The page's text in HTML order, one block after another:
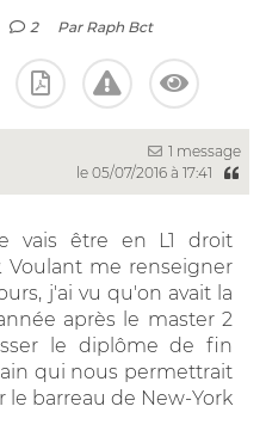
2 Par Raph Bct
1 message
le 05/07/2016 à 17:41
vais être en L1 droit
Voulant me renseigner
j'ai vu qu'on avait la
après le master 2
le diplôme de fin
qui nous permettrait
barreau de New-York